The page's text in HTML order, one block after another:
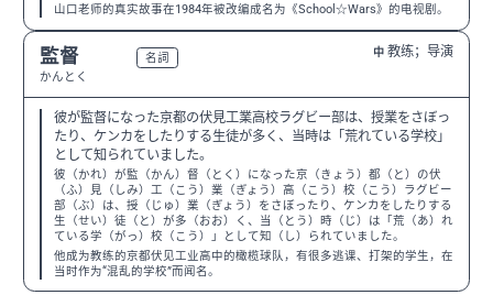
山口老师的真实故事在1984年被改编成名为《School☆Wars》的电视剧。
監督
かんとく
名詞 中 教练；导演
彼が監督になった京都の伏見工業高校ラグビー部は、授業をさぼっ
たり、ケンカをしたりする生徒が多く、当時は「荒れている学校」
として知られていました。
彼（かれ）が監（かん）督（とく）になった京（きょう）都（と）の伏
（ふ）見（しみ）工（こう）業（ぎょう）高（こう）校（こう）ラグビー
部（ぶ）は、授（じゅ）業（ぎょう）をさぼったり、ケンカをしたりする
生（せい）徒（と）が多（おお）く、当（とう）時（じ）は「荒（あ）れ
ている学（がっ）校（こう）」として知（し）られていました。
他成为教练的京都伏见工业高中的橄榄球队，有很多逃课、打架的学生，在
当时作为“混乱的学校”而闻名。